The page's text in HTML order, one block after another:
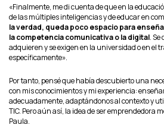
«Finalmente, me di cuenta de que en la
de las múltiples inteligencias y de educar en
la verdad, queda poco espacio para
la competencia comunicativa o la digital. Se
adquieren y se exigen en la universidad o en el
específicamente».
Por tanto, pensé que había descubierto una
con mis conocimientos y mi experiencia:
adecuadamente, adaptándonos al contexto y
TIC. Pero aún así, la idea de ser emprendedora
Paula.